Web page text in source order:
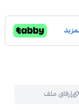
إرفاق ملف